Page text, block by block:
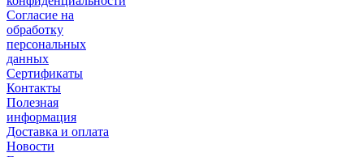
Согласие на
обработку
персональных
данных
Сертификаты
Контакты
Полезная
информация
Доставка и оплата
Новости